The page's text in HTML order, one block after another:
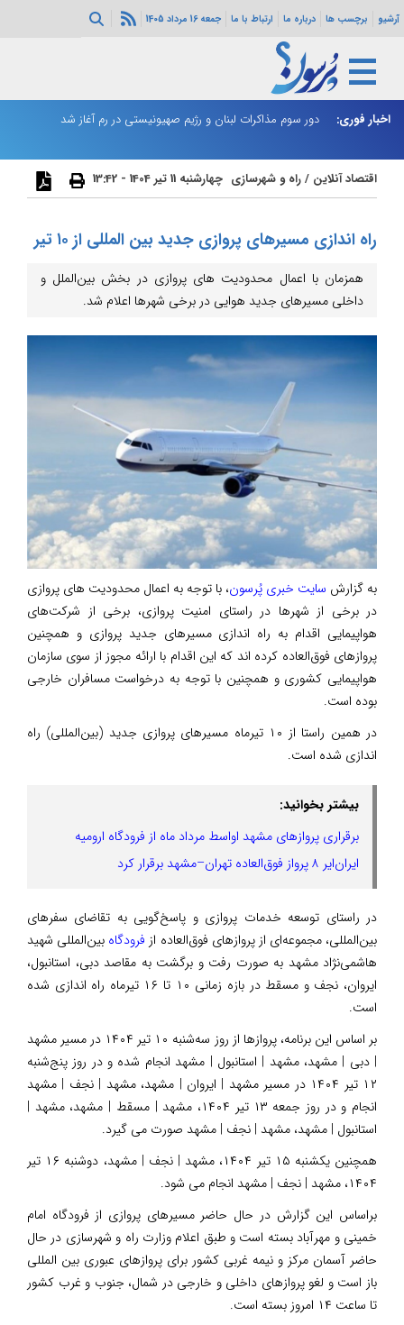
آرشیو برچسب ها درباره ما ارتباط با ما جمعه 16 مرداد 1405
اخبار فوری:
مهمات دور سوم مذاکرات لبنان و رژیم صهیونیستی در رم آغاز شد
اقتصاد آنلاین /راه و شهرسازی چهارشنبه 11 تیر 1404 - 13:42
راه اندازی مسیرهای پروازی جدید بین المللی از ۱۰ تیر
همزمان با اعمال محدودیت های پروازی در بخش بین‌الملل و
داخلی مسیرهای جدید هوایی در برخی شهرها اعلام شد.
به گزارش سایت خبری پُرسون، با توجه به اعمال محدودیت های پروازی
در برخی از شهرها در راستای امنیت پروازی، برخی از شرکت‌های
هواپیمایی اقدام به راه اندازی مسیرهای جدید پروازی‌ و همچنین
پروازهای فوق‌العاده کرده اند که این اقدام با ارائه مجوز از سوی سازمان
هواپیمایی کشوری و همچنین با توجه به درخواست مسافران خارجی
بوده است.
در همین راستا از ۱۰ تیرماه مسیرهای پروازی جدید (بین‌المللی) راه
اندازی شده است.
بیشتر بخوانید:
برقراری پروازهای مشهد اواسط مرداد ماه از فرودگاه ارومیه
ایران‌ایر ۸ پرواز فوق‌العاده تهران–مشهد برقرار کرد
در راستای توسعه خدمات پروازی و پاسخ‌گویی به تقاضای سفرهای
بین‌المللی، مجموعه‌ای از پروازهای فوق‌العاده از فرودگاه بین‌المللی شهید
هاشمی‌نژاد مشهد به صورت رفت و برگشت به مقاصد دبی، استانبول،
ایروان، نجف و مسقط در بازه زمانی ۱۰ تا ۱۶ تیرماه راه اندازی شده
است.
بر اساس این برنامه، پروازها از روز سه‌شنبه ۱۰ تیر ۱۴۰۴ در مسیر مشهد
| دبی | مشهد، مشهد | استانبول | مشهد انجام شده و در روز پنج‌شنبه
۱۲ تیر ۱۴۰۴ در مسیر مشهد | ایروان | مشهد، مشهد | نجف | مشهد
انجام و در روز جمعه ۱۳ تیر ۱۴۰۴، مشهد | مسقط | مشهد، مشهد |
استانبول | مشهد، مشهد | نجف | مشهد صورت می گیرد.
همچنین یکشنبه ۱۵ تیر ۱۴۰۴، مشهد | نجف | مشهد، دوشنبه ۱۶ تیر
۱۴۰۴، مشهد | نجف | مشهد انجام می شود.
براساس این گزارش در حال حاضر مسیرهای پروازی از فرودگاه امام
خمینی و مهرآباد بسته است و طبق اعلام وزارت راه و شهرسازی در حال
حاضر آسمان مرکز و نیمه غربی کشور برای پروازهای عبوری بین المللی
باز است و لغو پروازهای داخلی و خارجی در شمال، جنوب و غرب کشور
تا ساعت ۱۴ امروز بسته است.